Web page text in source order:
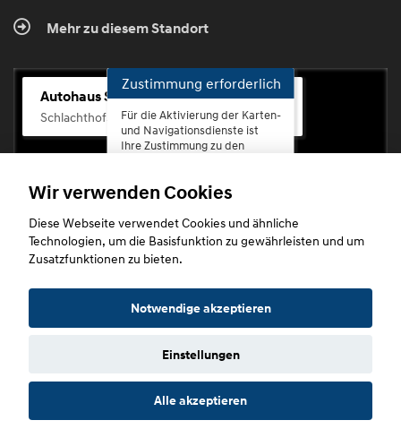
Mehr zu diesem Standort
Autohaus Scherhag
Schlachthofstr. 68, 56073 Koblenz-Rauental
Zustimmung erforderlich
Für die Aktivierung der Karten-
und Navigationsdienste ist
Ihre Zustimmung zu den
erforderlich.
Zustimmen
Copyright © 2026. Autohaus Scherhag
Datenschutz Impressum
Wir verwenden Cookies
Diese Webseite verwendet Cookies und ähnliche
Technologien, um die Basisfunktion zu gewährleisten und um
Zusatzfunktionen zu bieten.
Notwendige akzeptieren
Einstellungen
Alle akzeptieren